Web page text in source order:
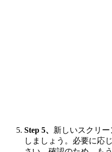
Step 5、 新しいスクリ
しましょう。必要に応